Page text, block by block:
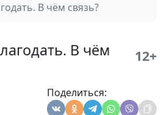
В чём связь?
В чём
12+
Поделиться:
Андрей Качалаба,
Андрей Качалаба,
#46
Андрей Качалаба,
#45